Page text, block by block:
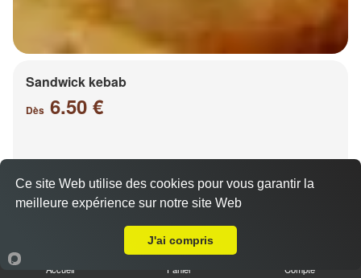
Sandwick kebab
Dès 6.50 €
Accueil Panier Compte
Ce site Web utilise des cookies pour vous garantir la
meilleure expérience sur notre site Web
J'ai compris